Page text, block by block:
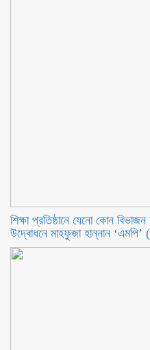
শিক্ষা প্রতিষ্ঠানে যেনো কোন
উদ্বোধনে মাহফুজা হান্নান ‘এমপি’